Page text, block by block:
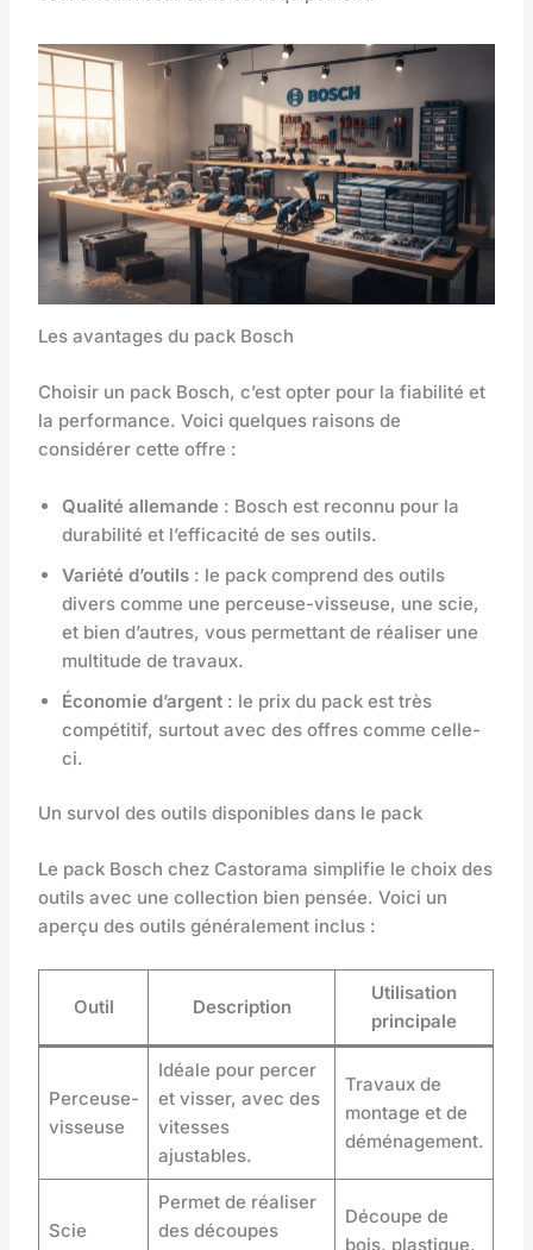
Les avantages du pack Bosch
Choisir un pack Bosch, c’est opter pour la fiabilité et
la performance. Voici quelques raisons de
considérer cette offre :
Qualité allemande : Bosch est reconnu pour la
durabilité et l’efficacité de ses outils.
Variété d’outils : le pack comprend des outils
divers comme une perceuse-visseuse, une scie,
et bien d’autres, vous permettant de réaliser une
multitude de travaux.
Économie d’argent : le prix du pack est très
compétitif, surtout avec des offres comme celle-
ci.
Un survol des outils disponibles dans le pack
Le pack Bosch chez Castorama simplifie le choix des
outils avec une collection bien pensée. Voici un
aperçu des outils généralement inclus :
Outil Description
Utilisation
principale
Perceuse-
visseuse
Idéale pour percer
et visser, avec des
vitesses
ajustables.
Travaux de
montage et de
déménagement.
Scie
Permet de réaliser
des découpes
Découpe de
bois, plastique,